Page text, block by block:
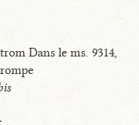
Dans le ms. 9314,